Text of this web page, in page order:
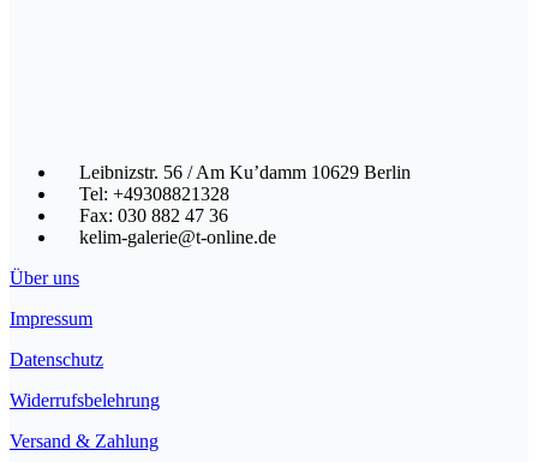
Leibnizstr. 56 / Am Ku’damm 10629 Berlin
Tel: +49308821328
Fax: 030 882 47 36
kelim-galerie@t-online.de
Über uns
Impressum
Datenschutz
Widerrufsbelehrung
Versand & Zahlung